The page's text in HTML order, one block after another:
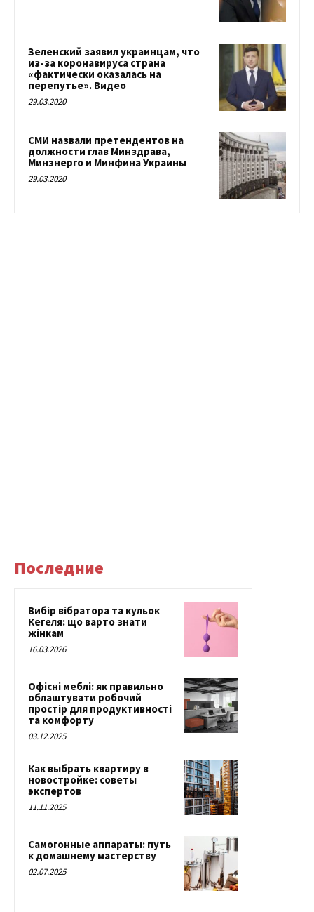
Зеленский заявил украинцам, что
из-за коронавируса страна
«фактически оказалась на
перепутье». Видео
29.03.2020
СМИ назвали претендентов на
должности глав Минздрава,
Минэнерго и Минфина Украины
29.03.2020
Последние
Вибір вібратора та кульок
Кегеля: що варто знати
жінкам
16.03.2026
Офісні меблі: як правильно
облаштувати робочий
простір для продуктивності
та комфорту
03.12.2025
Как выбрать квартиру в
новостройке: советы
экспертов
11.11.2025
Самогонные аппараты: путь
к домашнему мастерству
02.07.2025